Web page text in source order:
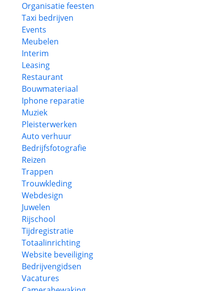
Organisatie feesten
Taxi bedrijven
Events
Meubelen
Interim
Leasing
Restaurant
Bouwmateriaal
Iphone reparatie
Muziek
Pleisterwerken
Auto verhuur
Bedrijfsfotografie
Reizen
Trappen
Trouwkleding
Webdesign
Juwelen
Rijschool
Tijdregistratie
Totaalinrichting
Website beveiliging
Bedrijvengidsen
Vacatures